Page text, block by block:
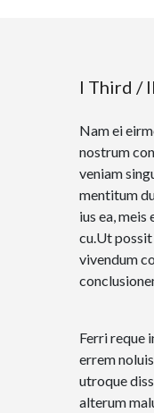
I Third /
Nam ei
nostrum
veniam
mentitum
ius ea,
cu.Ut
vivendum
Ferri reque
errem
utroque
alterum